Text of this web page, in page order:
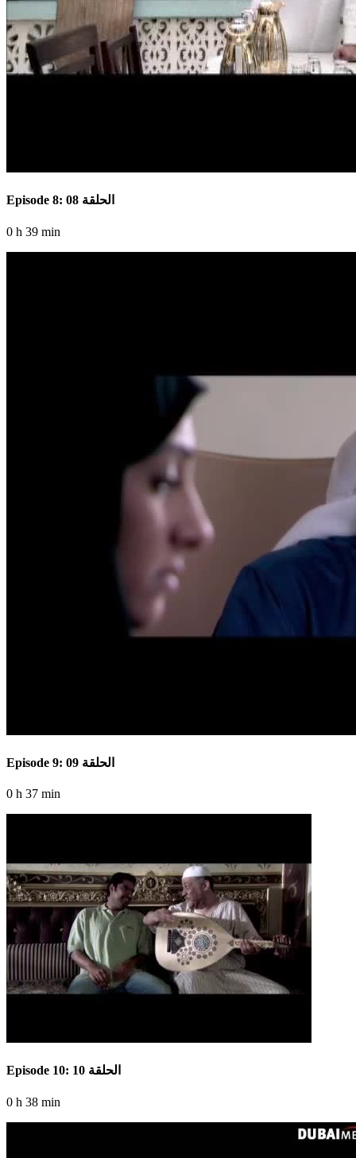
Episode 8: الحلقة 08
0 h 39 min
Episode 9: الحلقة 09
0 h 37 min
Episode 10: الحلقة 10
0 h 38 min